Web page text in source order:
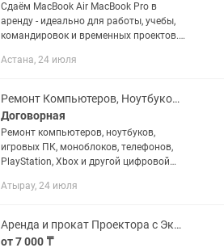
Сдаём MacBook Air MacBook Pro в
аренду - идеально для работы, учебы,
командировок и временных проектов. -
оперативной памяти • SSD 128 GB
Астана, 24 июля
Ремонт Компьютеров, Ноутбуков Сборка и Продажа Компьютеров - MS IT
Договорная
Ремонт компьютеров, ноутбуков,
игровых ПК, моноблоков, телефонов,
PlayStation, Xbox и другой цифровой
до 12 месяцев. Наши преимущества: •
Атырау, 24 июля
Аренда и прокат Проектора с Экраном и колонкой | Бесплатная доставка
от 7 000 ₸